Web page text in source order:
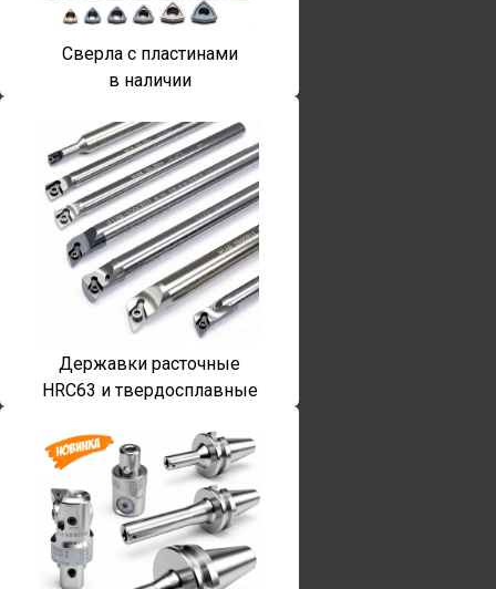
Сверла с пластинами
в наличии
Державки расточные
HRC63 и твердосплавные